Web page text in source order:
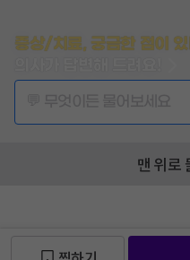
증상/치료, 궁금한 점이
맨 위로